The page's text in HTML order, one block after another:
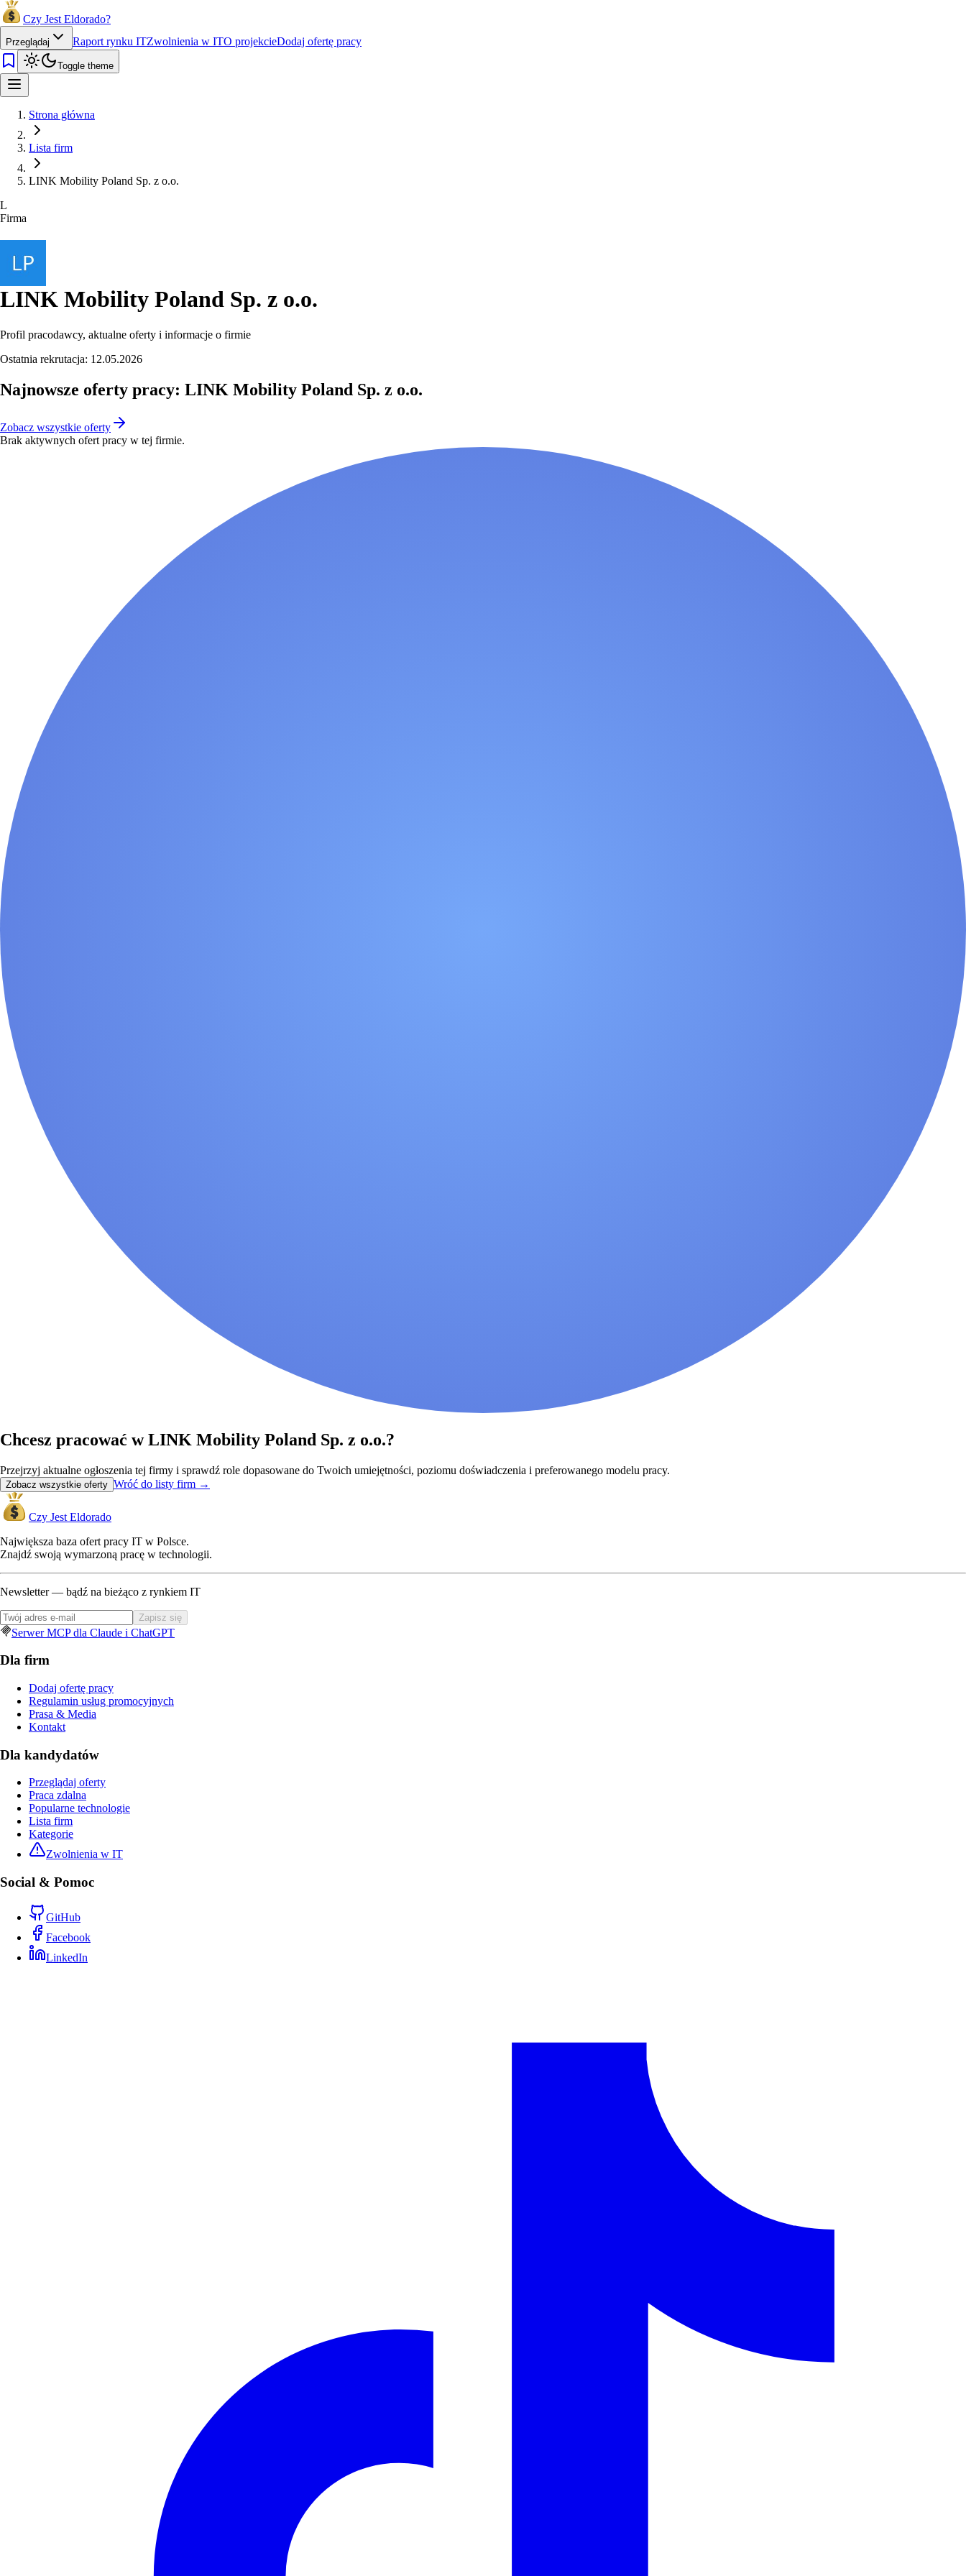
Czy Jest Eldorado?
Przeglądaj Raport rynku ITZwolnienia w ITO projekcieDodaj ofertę pracy
Toggle theme
Strona główna
Lista firm
LINK Mobility Poland Sp. z o.o.
L
Firma
LINK Mobility Poland Sp. z o.o.
Profil pracodawcy, aktualne oferty i informacje o firmie
Ostatnia rekrutacja: 12.05.2026
Najnowsze oferty pracy: LINK Mobility Poland Sp. z o.o.
Zobacz wszystkie oferty
Brak aktywnych ofert pracy w tej firmie.
Chcesz pracować w LINK Mobility Poland Sp. z o.o.?
Przejrzyj aktualne ogłoszenia tej firmy i sprawdź role dopasowane do Twoich umiejętności, poziomu doświadczenia i preferowanego modelu pracy.
Zobacz wszystkie oferty Wróć do listy firm →
Czy Jest Eldorado
Największa baza ofert pracy IT w Polsce.
Znajdź swoją wymarzoną pracę w technologii.
Newsletter — bądź na bieżąco z rynkiem IT
Zapisz się
Serwer MCP dla Claude i ChatGPT
Dla firm
Dodaj ofertę pracy
Regulamin usług promocyjnych
Prasa & Media
Kontakt
Dla kandydatów
Przeglądaj oferty
Praca zdalna
Popularne technologie
Lista firm
Kategorie
Zwolnienia w IT
Social & Pomoc
GitHub
Facebook
LinkedIn